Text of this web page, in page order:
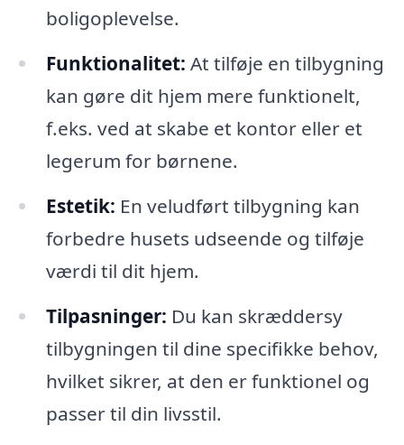
boligoplevelse.
Funktionalitet: At tilføje en tilbygning
kan gøre dit hjem mere funktionelt,
f.eks. ved at skabe et kontor eller et
legerum for børnene.
Estetik: En veludført tilbygning kan
forbedre husets udseende og tilføje
værdi til dit hjem.
Tilpasninger: Du kan skræddersy
tilbygningen til dine specifikke behov,
hvilket sikrer, at den er funktionel og
passer til din livsstil.